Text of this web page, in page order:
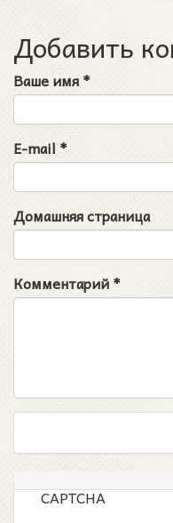
Добавить
Ваше имя*
E-mail *
Домашняя страница
Комментарий*
CAPTCHA